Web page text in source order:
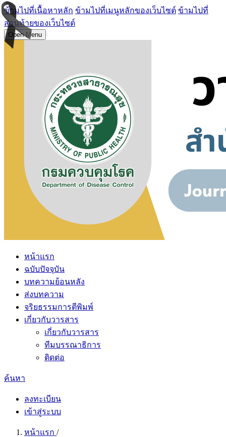
ข้ามไปที่เนื้อหาหลัก ข้ามไปที่เมนูหลักของเว็บไซต์ ข้ามไปที่
ส่วนท้ายของเว็บไซต์
Open Menu
หน้าแรก
ฉบับปัจจุบัน
บทความย้อนหลัง
ส่งบทความ
จริยธรรมการตีพิมพ์
เกี่ยวกับวารสาร
เกี่ยวกับวารสาร
ทีมบรรณาธิการ
ติดต่อ
ค้นหา
ลงทะเบียน
เข้าสู่ระบบ
หน้าแรก /